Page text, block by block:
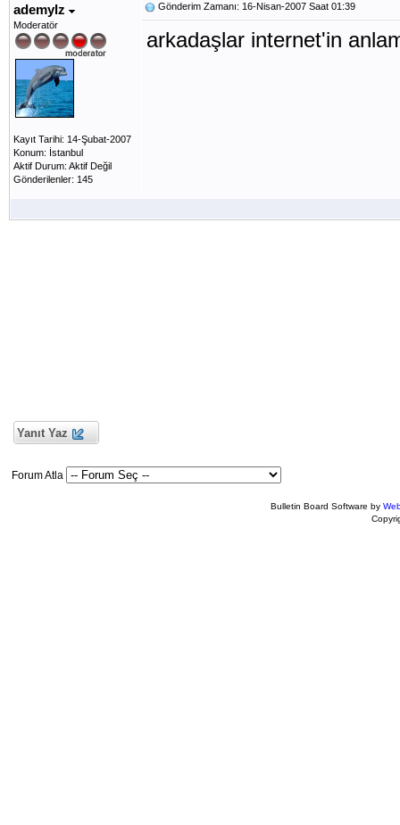
ademylz
Moderatör
Kayıt Tarihi: 14-Şubat-2007
Konum: İstanbul
Aktif Durum: Aktif Değil
Gönderilenler: 145
Gönderim Zamanı: 16-Nisan-2007 Saat 01:39
arkadaşlar internet'in
Yanıt Yaz
Forum Atla
Bulletin Board Software by